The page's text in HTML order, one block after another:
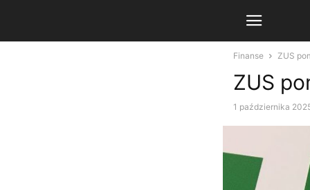
Finanse ZUS
ZUS
1 października